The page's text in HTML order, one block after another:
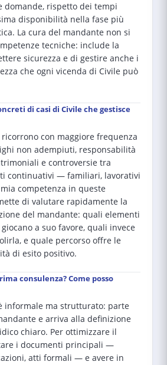
domande, rispetto dei tempi
disponibilità nella fase più
La cura del mandante non si
tecniche: include la
sicurezza e di gestire anche i
che ogni vicenda di Civile può
di casi di Civile che gestisce
ricorrono con maggiore frequenza
non adempiuti, responsabilità
e controversie tra
continuativi — familiari, lavorativi
competenza in queste
di valutare rapidamente la
del mandante: quali elementi
a suo favore, quali invece
e quale percorso offre le
di esito positivo.
consulenza? Come posso
informale ma strutturato: parte
e arriva alla definizione
chiaro. Per ottimizzare il
i documenti principali —
atti formali — e avere in